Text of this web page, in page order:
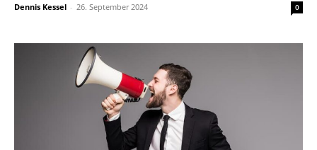
Dennis Kessel - 26. September 2024 0